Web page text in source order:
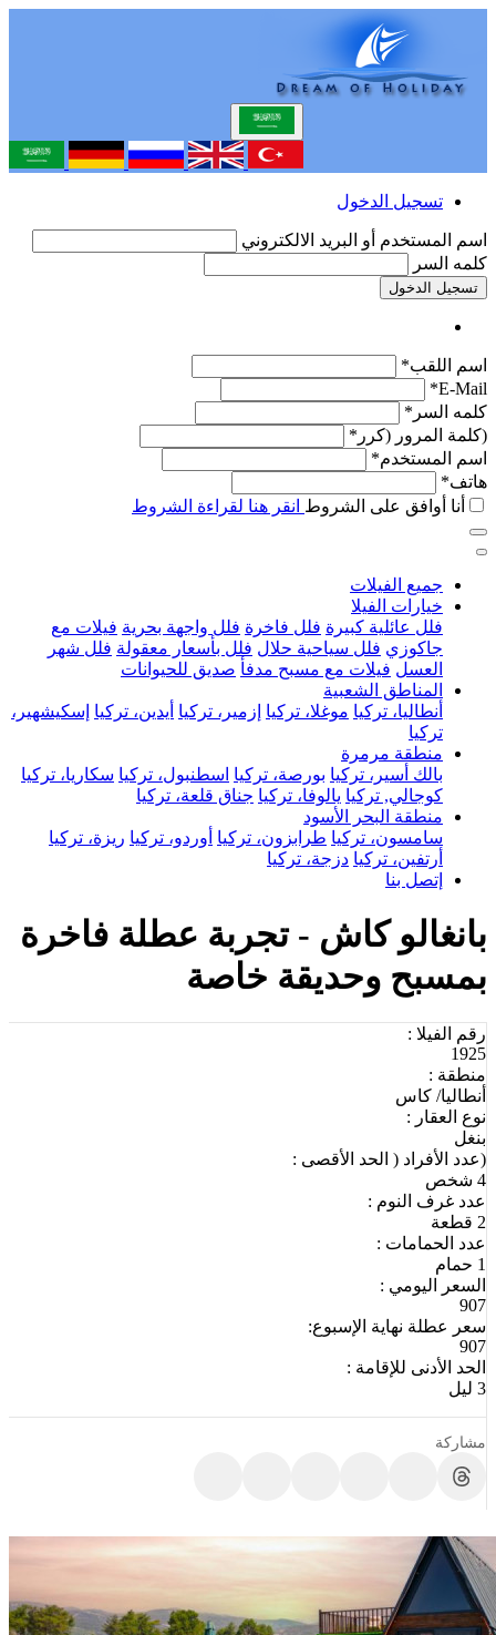
تسجيل الدخول
اسم المستخدم أو البريد الالكتروني
كلمه السر
تسجيل الدخول
اسم اللقب*
E-Mail*
كلمه السر*
(كلمة المرور (كرر*
اسم المستخدم*
هاتف*
أنا أوافق على الشروط انقر هنا لقراءة الشروط
جميع الفيلات
خيارات الفيلا
فلل عائلية كبيرة فلل فاخرة فلل واجهة بحرية فيلات مع
جاكوزي فلل سياحية حلال فلل بأسعار معقولة فلل شهر
العسل فيلات مع مسبح مدفأ صديق للحيوانات
المناطق الشعبية
أنطاليا، تركيا موغلا، تركيا إزمير، تركيا أيدين، تركيا إسكيشهير،
تركيا
منطقة مرمرة
بالك أسير، تركيا بورصة، تركيا اسطنبول، تركيا سكاريا، تركيا
كوجالي, تركيا يالوفا، تركيا جناق قلعة، تركيا
منطقة البحر الأسود
سامسون، تركيا طرابزون، تركيا أوردو، تركيا ريزة، تركيا
أرتفين، تركيا دزجة، تركيا
إتصل بنا
بانغالو كاش - تجربة عطلة فاخرة
بمسبح وحديقة خاصة
رقم الفيلا :
1925
منطقة :
أنطاليا/ كاس
نوع العقار :
بنغل
(عدد الأفراد ( الحد الأقصى :
4 شخص
عدد غرف النوم :
2 قطعة
عدد الحمامات :
1 حمام
السعر اليومي :
907
سعر عطلة نهاية الإسبوع:
907
الحد الأدنى للإقامة :
3 ليل
مشاركة